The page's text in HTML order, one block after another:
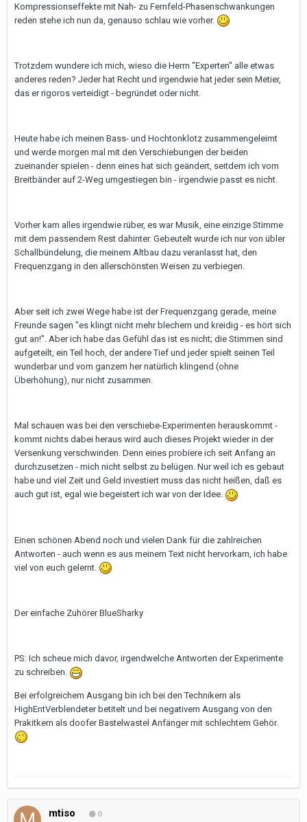
Kompressionseffekte mit Nah- zu Fernfeld-Phasenschwankungen
reden stehe ich nun da, genauso schlau wie vorher.
Trotzdem wundere ich mich, wieso die Herrn "Experten" alle etwas
anderes reden? Jeder hat Recht und irgendwie hat jeder sein Metier,
das er rigoros verteidigt - begründet oder nicht.
Heute habe ich meinen Bass- und Hochtonklotz zusammengeleimt
und werde morgen mal mit den Verschiebungen der beiden
zueinander spielen - denn eines hat sich geändert, seitdem ich vom
Breitbänder auf 2-Weg umgestiegen bin - irgendwie passt es nicht.
Vorher kam alles irgendwie rüber, es war Musik, eine einzige Stimme
mit dem passendem Rest dahinter. Gebeutelt wurde ich nur von übler
Schallbündelung, die meinem Altbau dazu veranlasst hat, den
Frequenzgang in den allerschönsten Weisen zu verbiegen.
Aber seit ich zwei Wege habe ist der Frequenzgang gerade, meine
Freunde sagen "es klingt nicht mehr blechern und kreidig - es hört sich
gut an!". Aber ich habe das Gefühl das ist es nicht; die Stimmen sind
aufgeteilt, ein Teil hoch, der andere Tief und jeder spielt seinen Teil
wunderbar und vom ganzem her natürlich klingend (ohne
Überhöhung), nur nicht zusammen.
Mal schauen was bei den verschiebe-Experimenten herauskommt -
kommt nichts dabei heraus wird auch dieses Projekt wieder in der
Versenkung verschwinden. Denn eines probiere ich seit Anfang an
durchzusetzen - mich nicht selbst zu belügen. Nur weil ich es gebaut
habe und viel Zeit und Geld investiert muss das nicht heißen, daß es
auch gut ist, egal wie begeistert ich war von der Idee.
Einen schönen Abend noch und vielen Dank für die zahlreichen
Antworten - auch wenn es aus meinem Text nicht hervorkam, ich habe
viel von euch gelernt.
Der einfache Zuhörer BlueSharky
PS: Ich scheue mich davor, irgendwelche Antworten der Experimente
zu schreiben.
Bei erfolgreichem Ausgang bin ich bei den Technikern als
HighEntVerblendeter betitelt und bei negativem Ausgang von den
Prakitkern als doofer Bastelwastel Anfänger mit schlechtem Gehör.
mtiso 0